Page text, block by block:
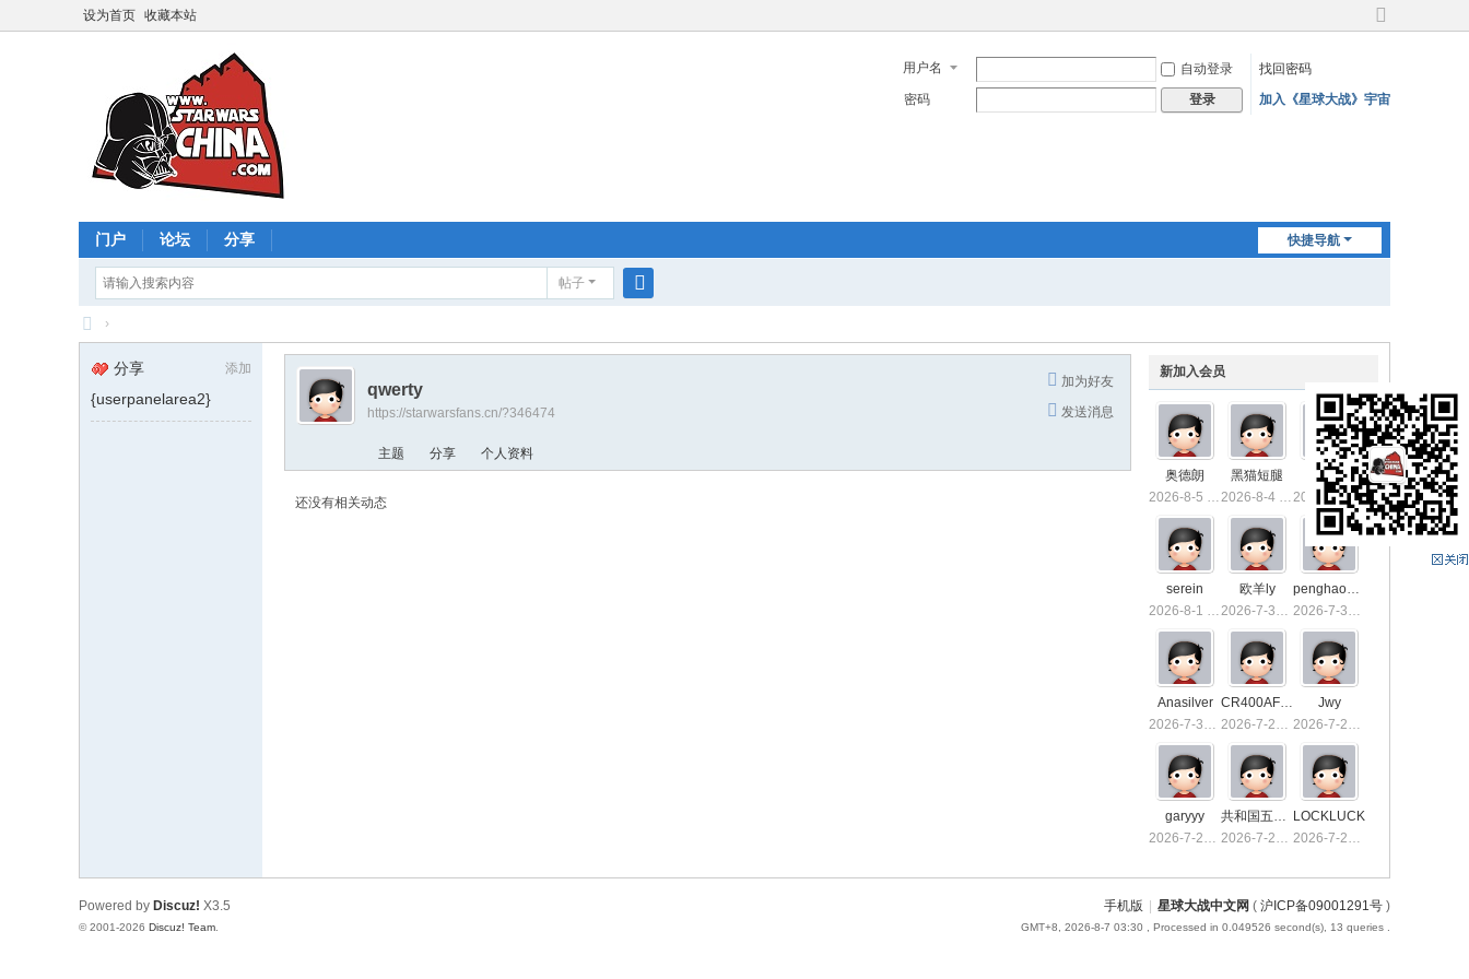
设为首页 收藏本站
切
宽
用户名 自动登录
找回密码
密码
登录 加入《星球大战》宇宙
快捷导航
门户 论坛 分享
帖子
索
大
›
添加
分享
{userpanelarea2}
新加入会员
奥德朗
2026-8-5 13:36
黑猫短腿
2026-8-4 15:50
Nimbus
2026-8-4 01:40
serein
2026-8-1 01:26
欧羊ly
2026-7-31 10:03
penghaoxiake
2026-7-30 23:53
Anasilver
2026-7-30 01:03
CR400AF-1039
2026-7-29 23:32
Jwy
2026-7-29 19:21
garyyy
2026-7-26 21:16
共和国五星上将
2026-7-23 13:55
LOCKLUCK
2026-7-23 00:55
加为好友
发送消息
qwerty
https://starwarsfans.cn/?346474
主题 分享 个人资料
还没有相关动态
手机版 星球大战中文网 ( 沪ICP备09001291号 )
GMT+8, 2026-8-7 03:30 , Processed in 0.049526 second(s), 13 queries .
Powered by Discuz! X3.5
© 2001-2026 Discuz! Team